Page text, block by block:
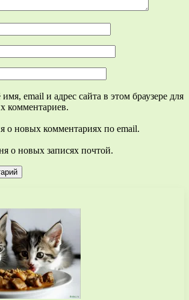
email и адрес сайта в этом браузере для
комментариев.
о новых комментариях по email.
о новых записях почтой.